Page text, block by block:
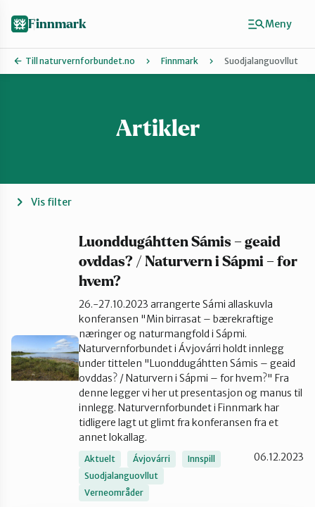
Porsangerfjorden
Sør-Varanger
Stilla og Vest-Finnmark
Tana og Varanger
Finnmark
Till naturvernforbundet.no Finnmark Suodjalanguovllut
Artikler
Vis filter
Luonddugáhtten Sámis – geaid
ovddas? / Naturvern i Sápmi – for
hvem?
26.-27.10.2023 arrangerte Sámi allaskuvla
konferansen "Min birrasat – bærekraftige
næringer og naturmangfold i Sápmi.
Naturvernforbundet i Ávjovárri holdt innlegg
under tittelen "Luonddugáhtten Sámis – geaid
ovddas? / Naturvern i Sápmi – for hvem?" Fra
denne legger vi her ut presentasjon og manus til
innlegg. Naturvernforbundet i Finnmark har
tidligere lagt ut glimt fra konferansen fra et
annet lokallag.
Aktuelt Ávjovárri
Innspill
Suodjalanguovllut
Verneområder
06.12.2023